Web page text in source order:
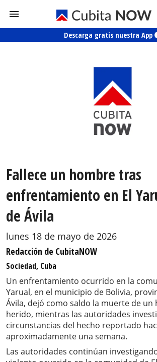
Descarga gratis nuestra App
Fallece un hombre tras
enfrentamiento en El
de Ávila
lunes 18 de mayo de 2026
Redacción de CubitaNOW
Sociedad, Cuba
Un enfrentamiento ocurrido en la
Yarual, en el municipio de Bolivia,
Ávila, dejó como saldo la muerte de
herido, mientras las autoridades
circunstancias del hecho reportado
aproximadamente una semana.
Las autoridades continúan